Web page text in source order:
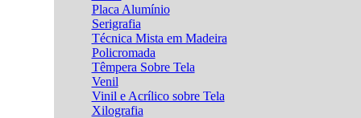
Placa Alumínio
Serigrafia
Técnica Mista em Madeira
Policromada
Têmpera Sobre Tela
Venil
Vinil e Acrílico sobre Tela
Xilografia